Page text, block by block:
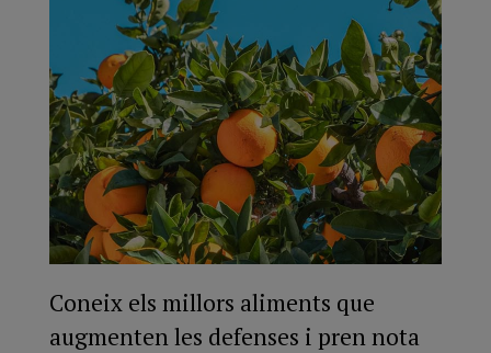
Coneix els millors aliments que
augmenten les defenses i pren nota